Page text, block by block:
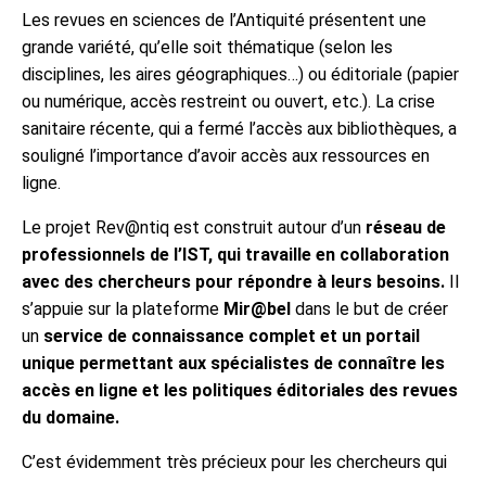
Les revues en sciences de l’Antiquité présentent une
grande variété, qu’elle soit thématique (selon les
disciplines, les aires géographiques…) ou éditoriale (papier
ou numérique, accès restreint ou ouvert, etc.). La crise
sanitaire récente, qui a fermé l’accès aux bibliothèques, a
souligné l’importance d’avoir accès aux ressources en
ligne.
Le projet Rev@ntiq est construit autour d’un réseau de
professionnels de l’IST, qui travaille en collaboration
avec des chercheurs pour répondre à leurs besoins. Il
s’appuie sur la plateforme Mir@bel dans le but de créer
un service de connaissance complet et un portail
unique permettant aux spécialistes de connaître les
accès en ligne et les politiques éditoriales des revues
du domaine.
C’est évidemment très précieux pour les chercheurs qui